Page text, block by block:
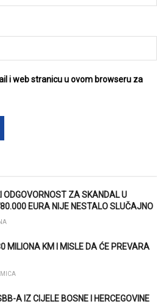
i web stranicu u ovom browseru za
ODGOVORNOST ZA SKANDAL U
EURA NIJE NESTALO SLUČAJNO
MILIONA KM I MISLE DA ĆE PREVARA
A IZ CIJELE BOSNE I HERCEGOVINE